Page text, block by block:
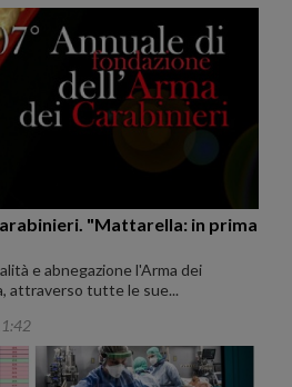
"Mattarella: in prima
e abnegazione l'Arma dei
attraverso tutte le sue...